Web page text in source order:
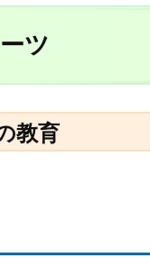
ツ
教育